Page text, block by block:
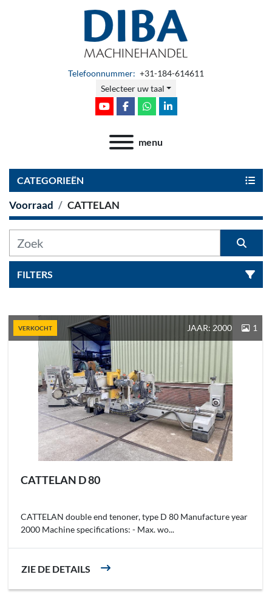
Telefoonnummer: +31-184-614611
Selecteer uw taal
youtubefacebookwhatsapplinkedin
menu
CATEGORIEËN
Voorraad CATTELAN
FILTERS
VERKOCHT JAAR: 2000 1
CATTELAN D 80
CATTELAN double end tenoner, type D 80 Manufacture year
2000 Machine specifications: - Max. wo...
ZIE DE DETAILS